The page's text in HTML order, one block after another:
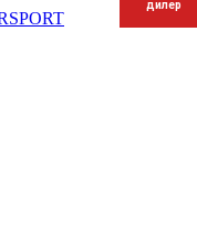
дилер
дилер
дилер